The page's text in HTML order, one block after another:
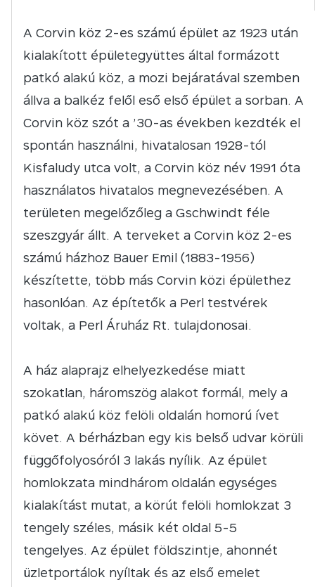
A Corvin köz 2-es számú épület az 1923 után
kialakított épületegyüttes által formázott
patkó alakú köz, a mozi bejáratával szemben
állva a balkéz felől eső első épület a sorban. A
Corvin köz szót a ’30-as években kezdték el
spontán használni, hivatalosan 1928-tól
Kisfaludy utca volt, a Corvin köz név 1991 óta
használatos hivatalos megnevezésében. A
területen megelőzőleg a Gschwindt féle
szeszgyár állt. A terveket a Corvin köz 2-es
számú házhoz Bauer Emil (1883-1956)
készítette, több más Corvin közi épülethez
hasonlóan. Az építetők a Perl testvérek
voltak, a Perl Áruház Rt. tulajdonosai.
A ház alaprajz elhelyezkedése miatt
szokatlan, háromszög alakot formál, mely a
patkó alakú köz felöli oldalán homorú ívet
követ. A bérházban egy kis belső udvar körüli
függőfolyosóról 3 lakás nyílik. Az épület
homlokzata mindhárom oldalán egységes
kialakítást mutat, a körút felöli homlokzat 3
tengely széles, másik két oldal 5-5
tengelyes. Az épület földszintje, ahonnét
üzletportálok nyíltak és az első emelet